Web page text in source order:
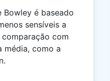
é baseado
sensíveis a
com
média, como a